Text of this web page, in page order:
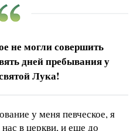
не могли совершить
дней пребывания у
Лука!
у меня певческое, я
в церкви, и еще до